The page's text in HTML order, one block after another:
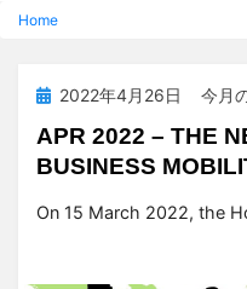
Home
投
日:
2022年4月26日 今月
APR 2022 – THE
BUSINESS
投稿者tsuchiya
On 15 March 2022, the